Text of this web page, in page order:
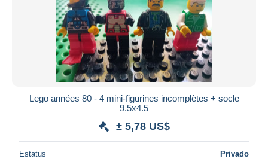
Lego années 80 - 4 mini-figurines incomplètes + socle
9.5x4.5
± 5,78 US$
Estatus Privado